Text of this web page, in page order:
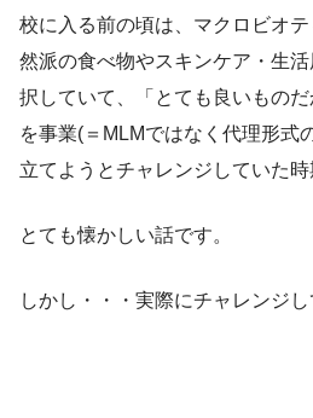
校に入る前の頃は、マクロビオ
然派の食べ物やスキンケア・生
択していて、「とても良いもの
を事業(＝MLMではなく代理形式
立てようとチャレンジしていた時
とても懐かしい話です。
しかし・・・実際にチャレンジし